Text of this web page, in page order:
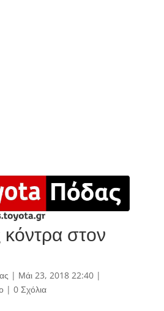
στον
| Μάι 23, 2018 22:40|
| 0 Σχόλια